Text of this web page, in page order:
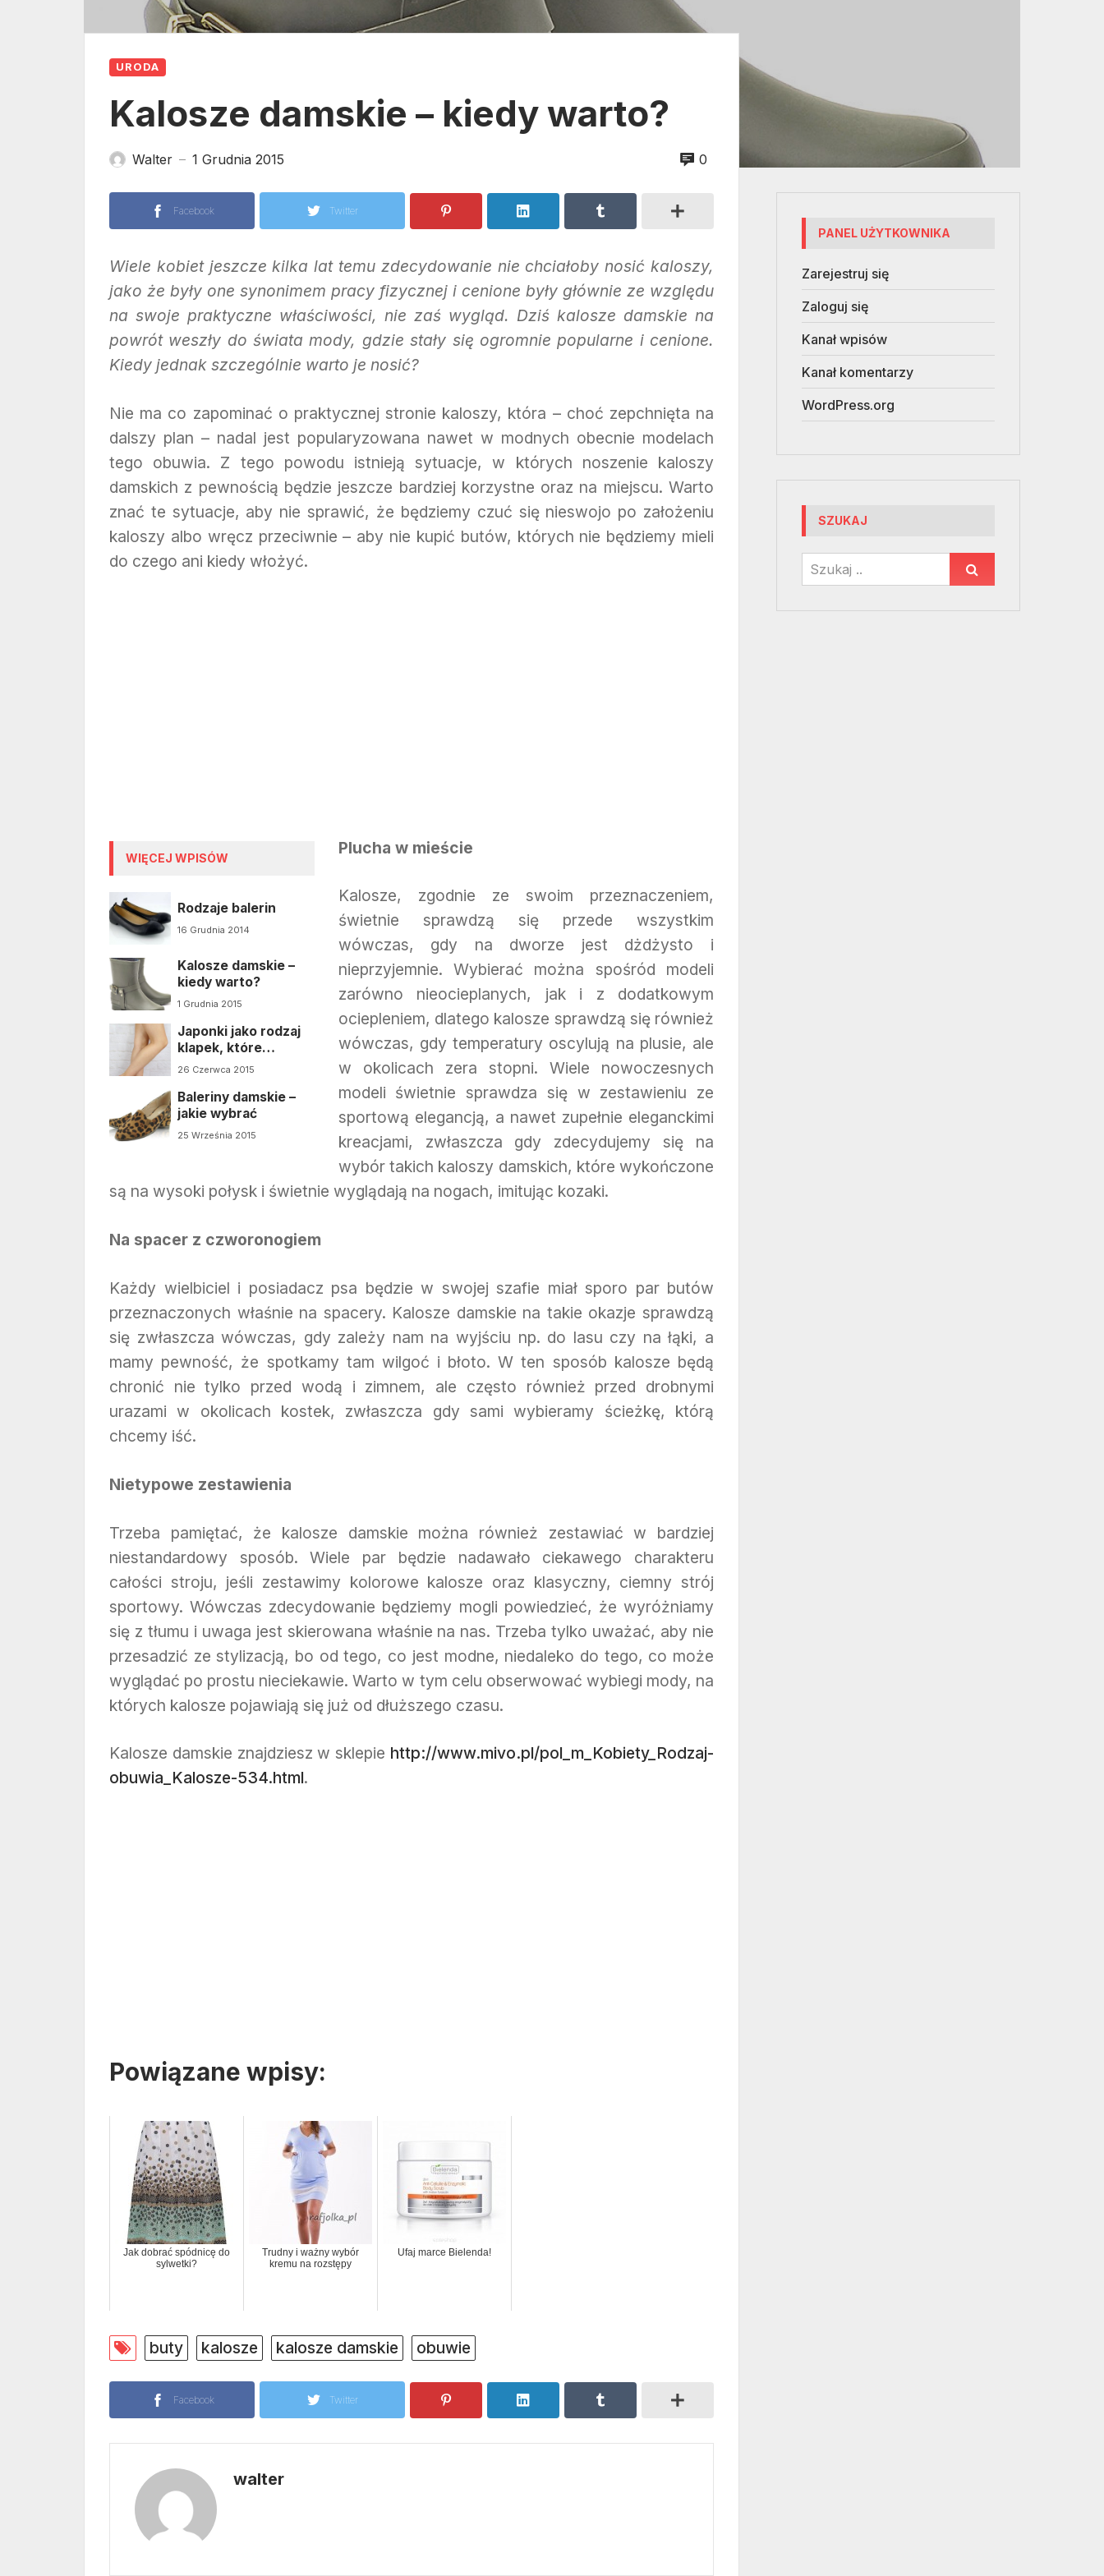
URODA
Kalosze damskie – kiedy warto?
Walter — 1 Grudnia 2015 0
Facebook Twitter
Wiele kobiet jeszcze kilka lat temu zdecydowanie nie chciałoby nosić kaloszy,
jako że były one synonimem pracy fizycznej i cenione były głównie ze względu
na swoje praktyczne właściwości, nie zaś wygląd. Dziś kalosze damskie na
powrót weszły do świata mody, gdzie stały się ogromnie popularne i cenione.
Kiedy jednak szczególnie warto je nosić?
Nie ma co zapominać o praktycznej stronie kaloszy, która – choć zepchnięta na
dalszy plan – nadal jest popularyzowana nawet w modnych obecnie modelach
tego obuwia. Z tego powodu istnieją sytuacje, w których noszenie kaloszy
damskich z pewnością będzie jeszcze bardziej korzystne oraz na miejscu. Warto
znać te sytuacje, aby nie sprawić, że będziemy czuć się nieswojo po założeniu
kaloszy albo wręcz przeciwnie – aby nie kupić butów, których nie będziemy mieli
do czego ani kiedy włożyć.
WIĘCEJ WPISÓW
Rodzaje balerin
16 Grudnia 2014
Kalosze damskie –
kiedy warto?
1 Grudnia 2015
Japonki jako rodzaj
klapek, które
pokochały kobiety
26 Czerwca 2015
Baleriny damskie –
jakie wybrać
25 Września 2015
Plucha w mieście
Kalosze, zgodnie ze swoim przeznaczeniem,
świetnie sprawdzą się przede wszystkim
wówczas, gdy na dworze jest dżdżysto i
nieprzyjemnie. Wybierać można spośród modeli
zarówno nieocieplanych, jak i z dodatkowym
ociepleniem, dlatego kalosze sprawdzą się również
wówczas, gdy temperatury oscylują na plusie, ale
w okolicach zera stopni. Wiele nowoczesnych
modeli świetnie sprawdza się w zestawieniu ze
sportową elegancją, a nawet zupełnie eleganckimi
kreacjami, zwłaszcza gdy zdecydujemy się na
wybór takich kaloszy damskich, które wykończone
są na wysoki połysk i świetnie wyglądają na nogach, imitując kozaki.
Na spacer z czworonogiem
Każdy wielbiciel i posiadacz psa będzie w swojej szafie miał sporo par butów
przeznaczonych właśnie na spacery. Kalosze damskie na takie okazje sprawdzą
się zwłaszcza wówczas, gdy zależy nam na wyjściu np. do lasu czy na łąki, a
mamy pewność, że spotkamy tam wilgoć i błoto. W ten sposób kalosze będą
chronić nie tylko przed wodą i zimnem, ale często również przed drobnymi
urazami w okolicach kostek, zwłaszcza gdy sami wybieramy ścieżkę, którą
chcemy iść.
Nietypowe zestawienia
Trzeba pamiętać, że kalosze damskie można również zestawiać w bardziej
niestandardowy sposób. Wiele par będzie nadawało ciekawego charakteru
całości stroju, jeśli zestawimy kolorowe kalosze oraz klasyczny, ciemny strój
sportowy. Wówczas zdecydowanie będziemy mogli powiedzieć, że wyróżniamy
się z tłumu i uwaga jest skierowana właśnie na nas. Trzeba tylko uważać, aby nie
przesadzić ze stylizacją, bo od tego, co jest modne, niedaleko do tego, co może
wyglądać po prostu nieciekawie. Warto w tym celu obserwować wybiegi mody, na
których kalosze pojawiają się już od dłuższego czasu.
Kalosze damskie znajdziesz w sklepie http://www.mivo.pl/pol_m_Kobiety_Rodzaj-
obuwia_Kalosze-534.html.
Powiązane wpisy:
Jak dobrać spódnicę do
sylwetki?
Trudny i ważny wybór
kremu na rozstępy
Ufaj marce Bielenda!
buty kalosze kalosze damskie obuwie
Facebook Twitter
walter
PANEL UŻYTKOWNIKA
Zarejestruj się
Zaloguj się
Kanał wpisów
Kanał komentarzy
WordPress.org
SZUKAJ